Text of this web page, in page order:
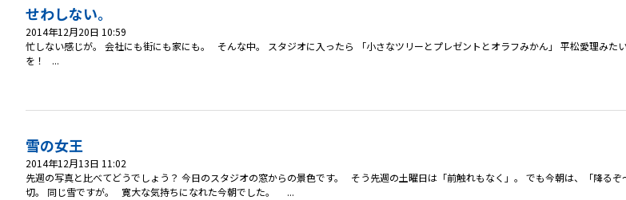
せわしない。
2014年12月20日 10:59
忙しない感じが。 会社にも街にも家にも。 そんな中。 スタジオに入ったら 「小さなツリーとプレゼントとオラフみかん」 平松愛理み
を！ ...
雪の女王
2014年12月13日 11:02
先週の写真と比べてどうでしょう？ 今日のスタジオの窓からの景色です。 そう先週の土曜日は「前触れもなく」。 でも今朝は、「降る
切。 同じ雪ですが。 寛大な気持ちになれた今朝でした。 ...